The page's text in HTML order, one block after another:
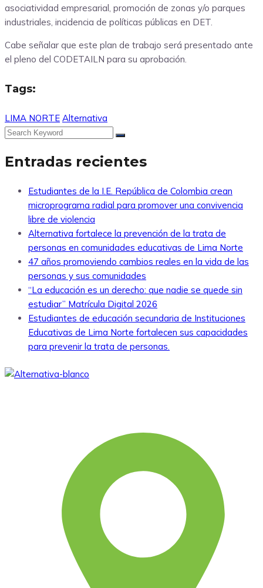
asociatividad empresarial, promoción de zonas y/o parques
industriales, incidencia de políticas públicas en DET.
Cabe señalar que este plan de trabajo será presentado ante
el pleno del CODETAILN para su aprobación.
Tags:
LIMA NORTE Alternativa
Entradas recientes
Estudiantes de la I.E. República de Colombia crean
microprograma radial para promover una convivencia
libre de violencia
Alternativa fortalece la prevención de la trata de
personas en comunidades educativas de Lima Norte
47 años promoviendo cambios reales en la vida de las
personas y sus comunidades
“La educación es un derecho: que nadie se quede sin
estudiar” Matrícula Digital 2026
Estudiantes de educación secundaria de Instituciones
Educativas de Lima Norte fortalecen sus capacidades
para prevenir la trata de personas.